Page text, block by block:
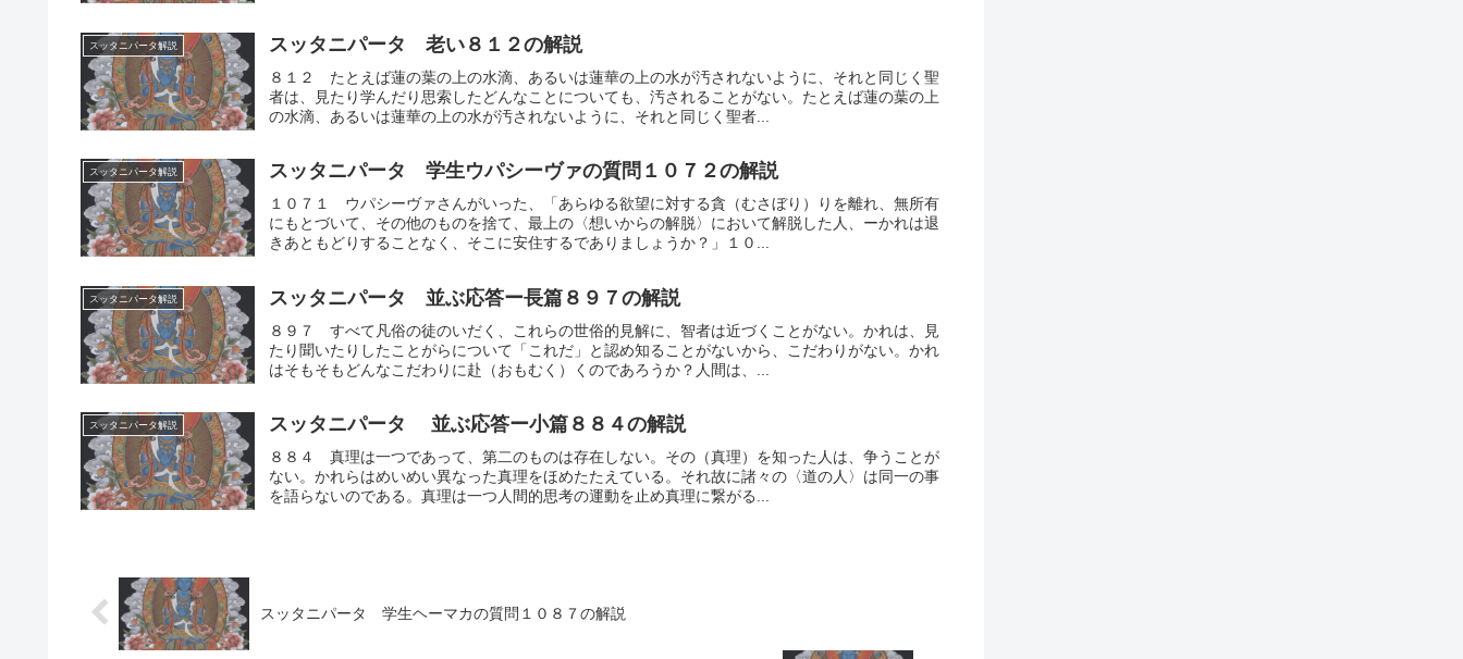
スッタニパータ解説 スッタニパータ 老い８１２の解説
８１２ たとえば蓮の葉の上の水滴、あるいは蓮華の上の水が汚されないように、それと同じく聖
者は、見たり学んだり思索したどんなことについても、汚されることがない。たとえば蓮の葉の上
の水滴、あるいは蓮華の上の水が汚されないように、それと同じく聖者...
スッタニパータ解説 スッタニパータ 学生ウパシーヴァの質問１０７２の解説
１０７１ ウパシーヴァさんがいった、「あらゆる欲望に対する貪（むさぼり）りを離れ、無所有
にもとづいて、その他のものを捨て、最上の〈想いからの解脱〉において解脱した人、ーかれは退
きあともどりすることなく、そこに安住するでありましょうか？」１０...
スッタニパータ解説 スッタニパータ 並ぶ応答ー長篇８９７の解説
８９７ すべて凡俗の徒のいだく、これらの世俗的見解に、智者は近づくことがない。かれは、見
たり聞いたりしたことがらについて「これだ」と認め知ることがないから、こだわりがない。かれ
はそもそもどんなこだわりに赴（おもむく）くのであろうか？人間は、...
スッタニパータ解説 スッタニパータ 並ぶ応答ー小篇８８４の解説
８８４ 真理は一つであって、第二のものは存在しない。その（真理）を知った人は、争うことが
ない。かれらはめいめい異なった真理をほめたたえている。それ故に諸々の〈道の人〉は同一の事
を語らないのである。真理は一つ人間的思考の運動を止め真理に繋がる...
スッタニパータ 学生ヘーマカの質問１０８７の解説